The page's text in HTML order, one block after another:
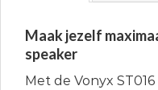
Maak jezelf
speaker
Met de Vonyx